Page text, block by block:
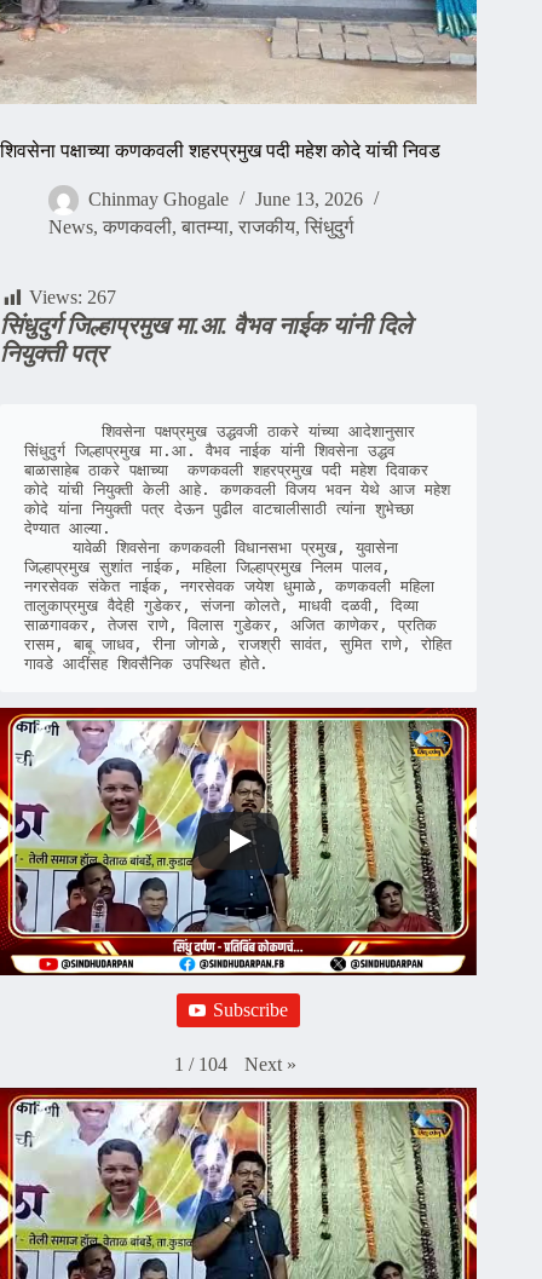
शिवसेना पक्षाच्या कणकवली शहरप्रमुख पदी महेश कोदे यांची निवड
Chinmay Ghogale
June 13, 2026
News, कणकवली, बातम्या, राजकीय, सिंधुदुर्ग
Views: 267
सिंधुदुर्ग जिल्हाप्रमुख मा.आ. वैभव नाईक यांनी दिले
नियुक्ती पत्र
सिंधुदुर्ग जिल्हाप्रमुख मा.आ. वैभव नाईक यांनी शिवसेना उद्धव
बाळासाहेब ठाकरे पक्षाच्या  कणकवली शहरप्रमुख पदी महेश दिवाकर
कोदे यांची नियुक्ती केली आहे. कणकवली विजय भवन येथे आज महेश
कोदे यांना नियुक्ती पत्र देऊन पुढील वाटचालीसाठी त्यांना शुभेच्छा
देण्यात आल्या.
जिल्हाप्रमुख सुशांत नाईक, महिला जिल्हाप्रमुख निलम पालव,
नगरसेवक संकेत नाईक, नगरसेवक जयेश धुमाळे, कणकवली महिला
तालुकाप्रमुख वैदेही गुडेकर, संजना कोलते, माधवी दळवी, दिव्या
साळगावकर, तेजस राणे, विलास गुडेकर, अजित काणेकर, प्रतिक
रासम, बाबू जाधव, रीना जोगळे, राजश्री सावंत, सुमित राणे, रोहित
गावडे आदींसह शिवसैनिक उपस्थित होते.
Subscribe
1 / 104 Next »